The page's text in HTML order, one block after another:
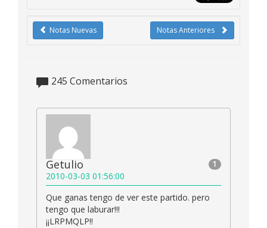
Notas Anteriores
Notas Nuevas
245 Comentarios
1
Getulio
2010-03-03 01:56:00
Que ganas tengo de ver este partido. pero
tengo que laburar!!!
¡¡LRPMQLP!!